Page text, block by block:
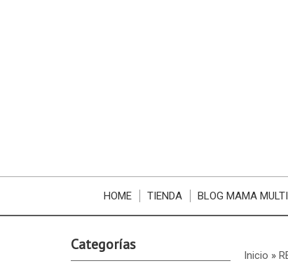
HOME TIENDA BLOG MAMA
Categorías
Inicio »